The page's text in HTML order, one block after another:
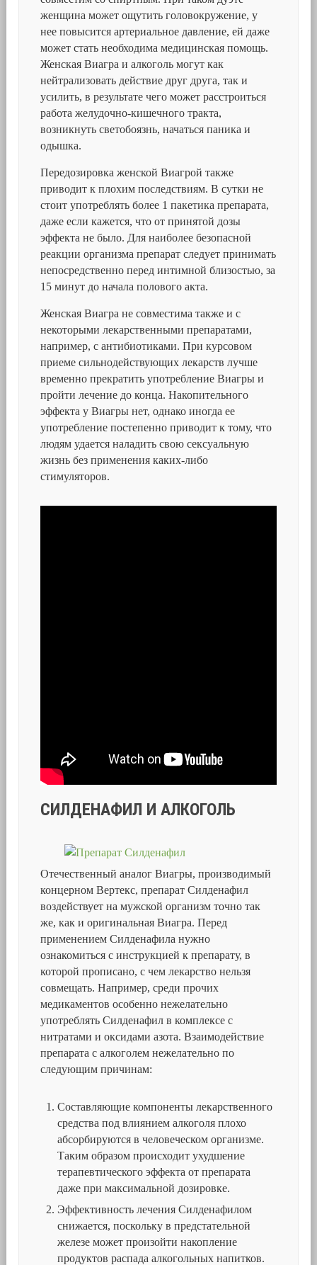
женщина может ощутить головокружение, у
нее повысится артериальное давление, ей даже
может стать необходима медицинская помощь.
Женская Виагра и алкоголь могут как
нейтрализовать действие друг друга, так и
усилить, в результате чего может расстроиться
работа желудочно-кишечного тракта,
возникнуть светобоязнь, начаться паника и
одышка.
Передозировка женской Виагрой также
приводит к плохим последствиям. В сутки не
стоит употреблять более 1 пакетика препарата,
даже если кажется, что от принятой дозы
эффекта не было. Для наиболее безопасной
реакции организма препарат следует принимать
непосредственно перед интимной близостью, за
15 минут до начала полового акта.
Женская Виагра не совместима также и с
некоторыми лекарственными препаратами,
например, с антибиотиками. При курсовом
приеме сильнодействующих лекарств лучше
временно прекратить употребление Виагры и
пройти лечение до конца. Накопительного
эффекта у Виагры нет, однако иногда ее
употребление постепенно приводит к тому, что
людям удается наладить свою сексуальную
жизнь без применения каких-либо
стимуляторов.
СИЛДЕНАФИЛ И АЛКОГОЛЬ
Отечественный аналог Виагры, производимый
концерном Вертекс, препарат Силденафил
воздействует на мужской организм точно так
же, как и оригинальная Виагра. Перед
применением Силденафила нужно
ознакомиться с инструкцией к препарату, в
которой прописано, с чем лекарство нельзя
совмещать. Например, среди прочих
медикаментов особенно нежелательно
употреблять Силденафил в комплексе с
нитратами и оксидами азота. Взаимодействие
препарата с алкоголем нежелательно по
следующим причинам:
Составляющие компоненты лекарственного
средства под влиянием алкоголя плохо
абсорбируются в человеческом организме.
Таким образом происходит ухудшение
терапевтического эффекта от препарата
даже при максимальной дозировке.
Эффективность лечения Силденафилом
снижается, поскольку в предстательной
железе может произойти накопление
продуктов распада алкогольных напитков.